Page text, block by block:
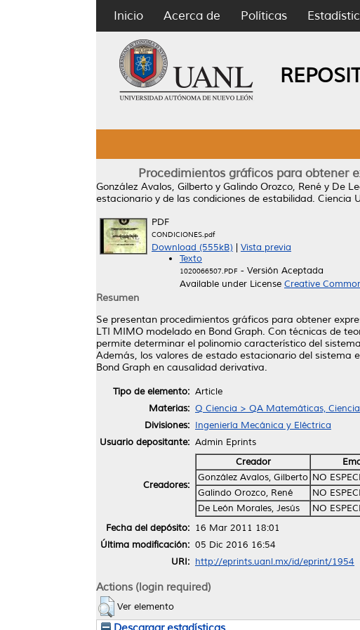
Inicio Acerca de Políticas
Procedimientos gráficos para obtener
González Avalos, Gilberto y Galindo Orozco, René y De
estacionario y de las condiciones de estabilidad. Ciencia
PDF
CONDICIONES.pdf
Download (555kB)
Vista previa
Texto
1020066507.PDF - Versión Aceptada
Available under License Creative
Resumen
Se presentan procedimientos gráficos para obtener
LTI MIMO modelado en Bond Graph. Con técnicas de
permite determinar el polinomio característico del
Además, los valores de estado estacionario del sistema
Bond Graph en causalidad derivativa.
Tipo de elemento: Article
Materias: Q Ciencia > QA Matemáticas,
Divisiones: Ingeniería Mecánica y Eléctrica
Usuario depositante: Admin Eprints
Creadores:
Creador
González Avalos, Gilberto NO
Galindo Orozco, René
NO
De León Morales, Jesús
NO
Fecha del depósito: 16 Mar 2011 18:01
Última modificación: 05 Dic 2016 16:54
URI: http://eprints.uanl.mx/id/eprint/1954
Actions (login required)
Ver elemento